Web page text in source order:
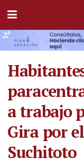
a trabajo
Gira por
Suchitoto